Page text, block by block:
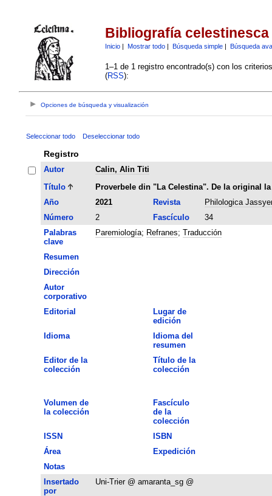
Bibliografía celestinesca
Inicio| Mostrar todo| Búsqueda simple| Búsqueda
1–1 de 1 registro encontrado(s) con los
(RSS):
Opciones de búsqueda y visualización
Seleccionar todo Deseleccionar todo
Registro
Autor
Calin, Alin Titi
Título
Proverbele din "La Celestina". De la original
Año
2021 Revista
Philologica
Número
2 Fascículo
34
Palabras
clave
Paremiología; Refranes; Traducción
Resumen
Dirección
Autor
corporativo
Editorial
Lugar de
edición
Idioma
Idioma del
resumen
Editor de la
colección
Título de la
colección
Volumen de
la colección
Fascículo
de la
colección
ISSN
ISBN
Área
Expedición
Notas
Insertado
por
Uni-Trier @ amaranta_sg @